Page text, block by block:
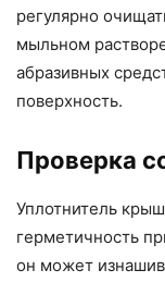
регулярно
мыльном
абразивных
поверхность.
Проверка
Уплотнитель
герметичность
он может